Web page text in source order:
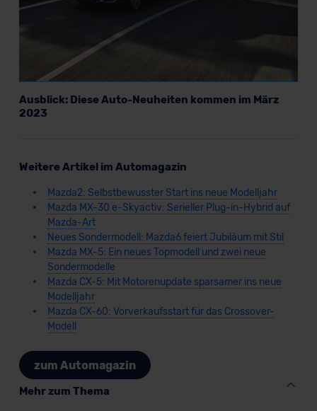
Ausblick: Diese Auto-Neuheiten kommen im März
2023
Weitere Artikel im Automagazin
Mazda2: Selbstbewusster Start ins neue Modelljahr
Mazda MX-30 e-Skyactiv: Serieller Plug-in-Hybrid auf
Mazda-Art
Neues Sondermodell: Mazda6 feiert Jubiläum mit Stil
Mazda MX-5: Ein neues Topmodell und zwei neue
Sondermodelle
Mazda CX-5: Mit Motorenupdate sparsamer ins neue
Modelljahr
Mazda CX-60: Vorverkaufsstart für das Crossover-
Modell
zum Automagazin
Mehr zum Thema